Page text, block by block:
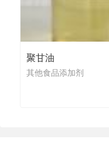
聚甘油
其他食品添加剂